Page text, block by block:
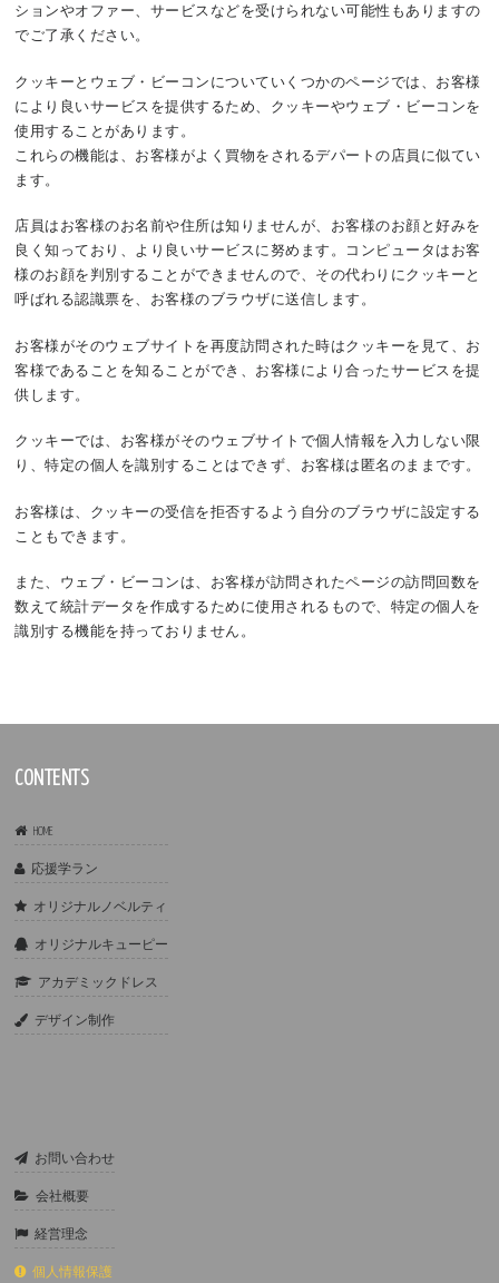
ションやオファー、サービスなどを受けられない可能性もありますの
でご了承ください。
クッキーとウェブ・ビーコンについていくつかのページでは、お客様
により良いサービスを提供するため、クッキーやウェブ・ビーコンを
使用することがあります。
これらの機能は、お客様がよく買物をされるデパートの店員に似てい
ます。
店員はお客様のお名前や住所は知りませんが、お客様のお顔と好みを
良く知っており、より良いサービスに努めます。コンピュータはお客
様のお顔を判別することができませんので、その代わりにクッキーと
呼ばれる認識票を、お客様のブラウザに送信します。
お客様がそのウェブサイトを再度訪問された時はクッキーを見て、お
客様であることを知ることができ、お客様により合ったサービスを提
供します。
クッキーでは、お客様がそのウェブサイトで個人情報を入力しない限
り、特定の個人を識別することはできず、お客様は匿名のままです。
お客様は、クッキーの受信を拒否するよう自分のブラウザに設定する
こともできます。
また、ウェブ・ビーコンは、お客様が訪問されたページの訪問回数を
数えて統計データを作成するために使用されるもので、特定の個人を
識別する機能を持っておりません。
CONTENTS
HOME
応援学ラン
オリジナルノベルティ
オリジナルキューピー
アカデミックドレス
デザイン制作
お問い合わせ
会社概要
経営理念
個人情報保護